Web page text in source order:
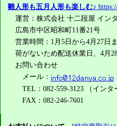
雛人形も五月人形も楽しむ♪
運営：株式会社 十二段屋 イン
広島市中区昭和町11番21号
営業時間：1月5日から4月27日
荷がないため配送休業日、4月
お問い合わせ
メール：
TEL：082-559-3123 （インタ
FAX：082-246-7601